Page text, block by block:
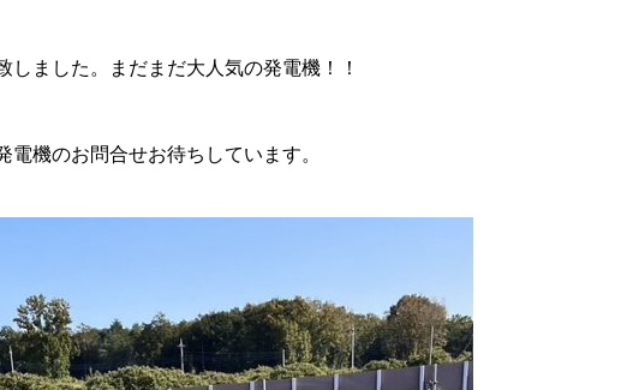
しました。まだまだ大人気の発電機！！
電機のお問合せお待ちしています。